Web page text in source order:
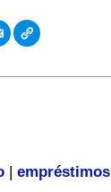
| empréstimos